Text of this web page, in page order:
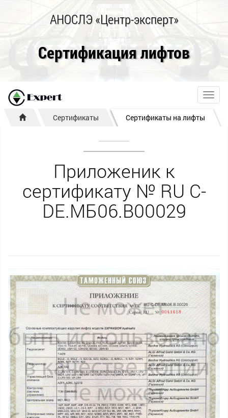
АНОСЛЭ «Центр-эксперт»
Сертификация лифтов
Сертификаты Сертификаты на лифты
Приложеник к
сертификату № RU С-
DE.МБ06.В00029